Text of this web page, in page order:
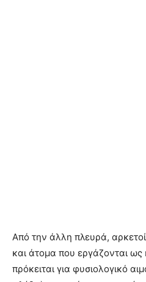
Από την άλλη πλευρά,
και άτομα που εργάζονται
πρόκειται για φυσιολογικό